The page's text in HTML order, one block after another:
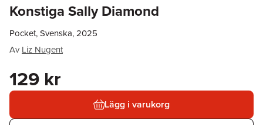
Konstiga Sally Diamond
Pocket, Svenska, 2025
Av Liz Nugent
129 kr
Lägg i varukorg